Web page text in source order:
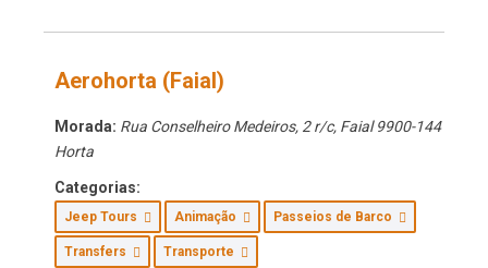
Aerohorta (Faial)
Morada: Rua Conselheiro Medeiros, 2 r/c, Faial 9900-144
Horta
Categorias:
Jeep Tours Animação Passeios de Barco
Transfers Transporte